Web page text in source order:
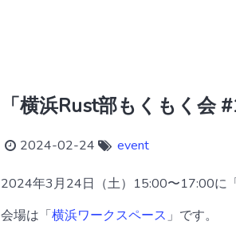
「横浜Rust部もくもく会
2024-02-24 event
2024年3月24日（土）15:00〜17:00に
会場は「横浜ワークスペース 」です。